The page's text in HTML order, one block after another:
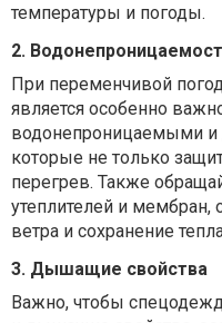
температуры и погоды.
2.
При переменчивой
является особенно
водонепроницаемыми
которые не только
перегрев. Также
утеплителей и
ветра и сохранение
3. Дышащие свойства
Важно, чтобы